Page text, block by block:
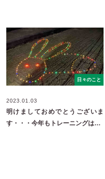
日々のこと
2023.01.03
明けましておめでとうございま
す・・・今年もトレーニングは…